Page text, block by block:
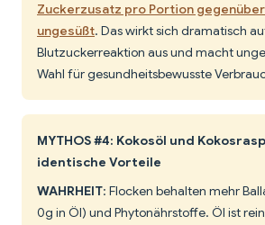
Zuckerzusatz pro Portion gegenüber
ungesüßt. Das wirkt sich dramatisch
Blutzuckerreaktion aus und macht
Wahl für gesundheitsbewusste
MYTHOS #4: Kokosöl und
identische Vorteile
WAHRHEIT: Flocken behalten mehr
0g in Öl) und Phytonährstoffe. Öl ist